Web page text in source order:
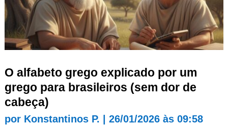
O alfabeto grego explicado por um
grego para brasileiros (sem dor de
cabeça)
por Konstantinos P. 26/01/2026 às 09:58